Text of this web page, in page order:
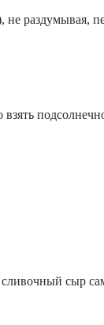
не раздумывая,
сыр